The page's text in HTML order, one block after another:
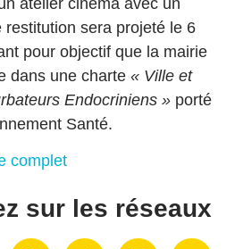
restitution sera projeté le 6
pour objectif que la mairie
dans une charte « Ville et
Endocriniens » porté
Santé.
complet
sur les réseaux